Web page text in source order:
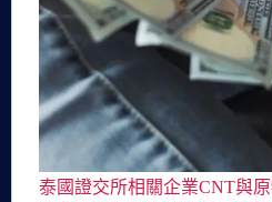
泰國證交所相關企業CNT與